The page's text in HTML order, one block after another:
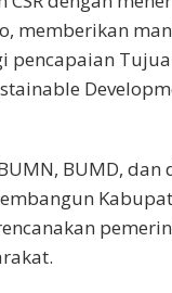
memberikan
pencapaian
BUMD,